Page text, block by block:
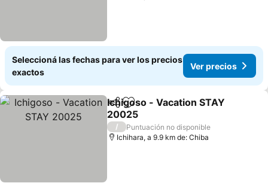
Seleccioná las fechas para ver los precios
exactos
Ver precios
CompartirAñadir a favoritos
Ichigoso - Vacation STAY
20025
/
Puntuación no disponible
Ichihara, a 9.9 km de: Chiba